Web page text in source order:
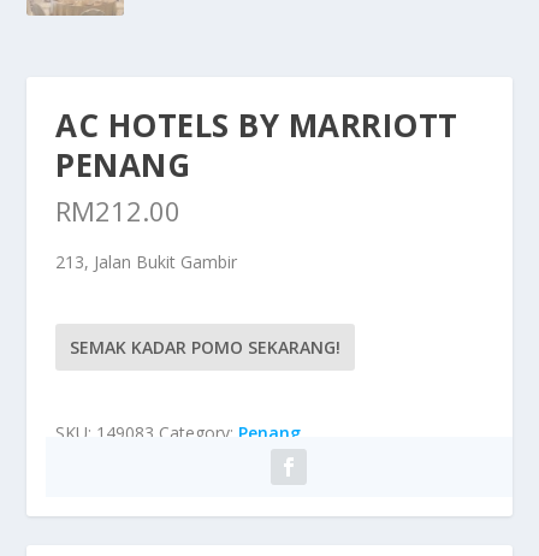
AC HOTELS BY MARRIOTT
PENANG
RM212.00
213, Jalan Bukit Gambir
SEMAK KADAR POMO SEKARANG!
SKU: 149083 Category: Penang